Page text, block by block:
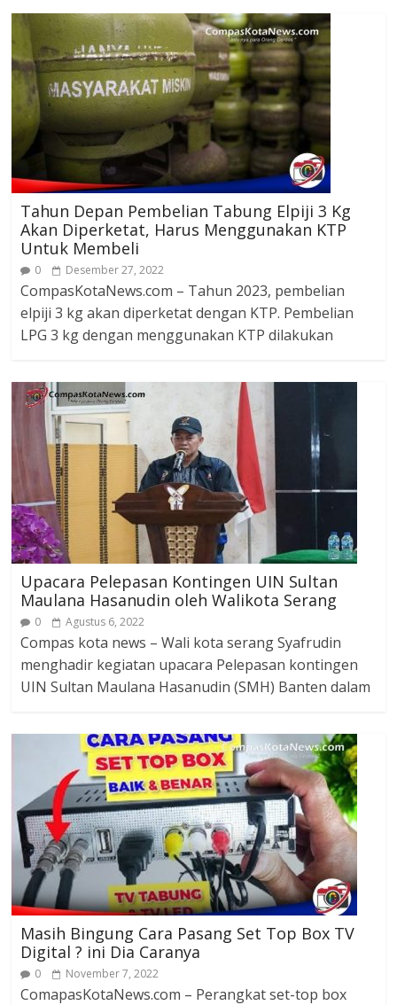
Tahun Depan Pembelian Tabung Elpiji 3 Kg
Akan Diperketat, Harus Menggunakan KTP
Untuk Membeli
0 Desember 27, 2022
CompasKotaNews.com – Tahun 2023, pembelian
elpiji 3 kg akan diperketat dengan KTP. Pembelian
LPG 3 kg dengan menggunakan KTP dilakukan
Upacara Pelepasan Kontingen UIN Sultan
Maulana Hasanudin oleh Walikota Serang
0 Agustus 6, 2022
Compas kota news – Wali kota serang Syafrudin
menghadir kegiatan upacara Pelepasan kontingen
UIN Sultan Maulana Hasanudin (SMH) Banten dalam
Masih Bingung Cara Pasang Set Top Box TV
Digital ? ini Dia Caranya
0 November 7, 2022
ComapasKotaNews.com – Perangkat set-top box